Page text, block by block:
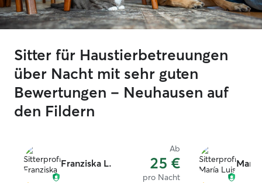
Sitter für Haustierbetreuungen
über Nacht mit sehr guten
Bewertungen – Neuhausen auf
den Fildern
Franziska L.
Ab
25 €
pro Nacht
María